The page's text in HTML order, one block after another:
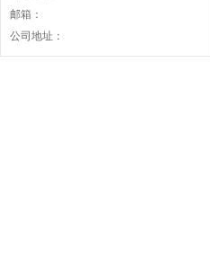
邮箱：
公司地址：